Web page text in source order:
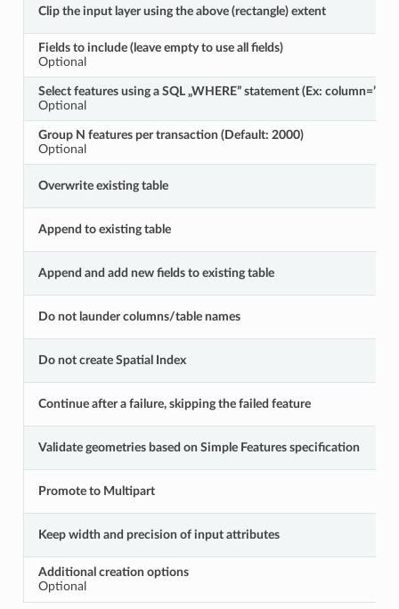
Clip the input layer using the above (rectangle) extent
Fields to include (leave empty to use all fields)
Optional
Select features using a SQL „WHERE” statement (Ex:
Optional
Group N features per transaction (Default: 2000)
Optional
Overwrite existing table
Append to existing table
Append and add new fields to existing table
Do not launder columns/table names
Do not create Spatial Index
Continue after a failure, skipping the failed feature
Validate geometries based on Simple Features specification
Promote to Multipart
Keep width and precision of input attributes
Additional creation options
Optional